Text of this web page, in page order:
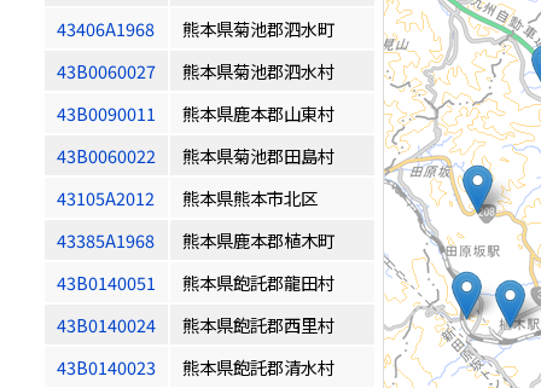
43406A1968
熊本県菊池郡泗水町
43B0060027
熊本県菊池郡泗水村
43B0090011
熊本県鹿本郡山東村
43B0060022
熊本県菊池郡田島村
43105A2012
熊本県熊本市北区
43385A1968
熊本県鹿本郡植木町
43B0140051
熊本県飽託郡龍田村
43B0140024
熊本県飽託郡西里村
43B0140023
熊本県飽託郡清水村